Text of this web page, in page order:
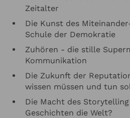
Zeitalter
Die Kunst des
Schule der Demokratie
Zuhören - die stille
Kommunikation
Die Zukunft der
wissen müssen und tun
Die Macht des
Geschichten die Welt?